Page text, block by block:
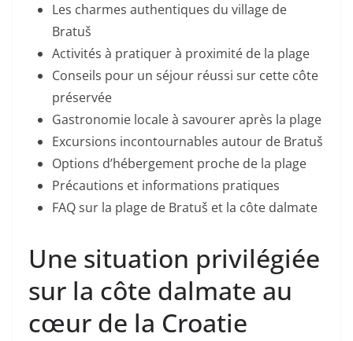
Les charmes authentiques du village de
Bratuš
Activités à pratiquer à proximité de la plage
Conseils pour un séjour réussi sur cette côte
préservée
Gastronomie locale à savourer après la plage
Excursions incontournables autour de Bratuš
Options d’hébergement proche de la plage
Précautions et informations pratiques
FAQ sur la plage de Bratuš et la côte dalmate
Une situation privilégiée
sur la côte dalmate au
cœur de la Croatie